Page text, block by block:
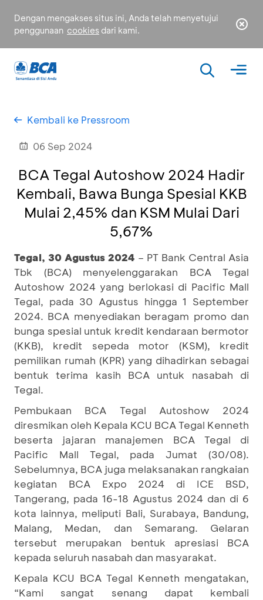
Dengan mengakses situs ini, Anda telah menyetujui
penggunaan cookies dari kami.
Kembali ke Pressroom
06 Sep 2024
BCA Tegal Autoshow 2024 Hadir
Kembali, Bawa Bunga Spesial KKB
Mulai 2,45% dan KSM Mulai Dari
5,67%
Tegal, 30 Agustus 2024 – PT Bank Central Asia
Tbk (BCA) menyelenggarakan BCA Tegal
Autoshow 2024 yang berlokasi di Pacific Mall
Tegal, pada 30 Agustus hingga 1 September
2024. BCA menyediakan beragam promo dan
bunga spesial untuk kredit kendaraan bermotor
(KKB), kredit sepeda motor (KSM), kredit
pemilikan rumah (KPR) yang dihadirkan sebagai
bentuk terima kasih BCA untuk nasabah di
Tegal.
Pembukaan BCA Tegal Autoshow 2024
diresmikan oleh Kepala KCU BCA Tegal Kenneth
beserta jajaran manajemen BCA Tegal di
Pacific Mall Tegal, pada Jumat (30/08).
Sebelumnya, BCA juga melaksanakan rangkaian
kegiatan BCA Expo 2024 di ICE BSD,
Tangerang, pada 16-18 Agustus 2024 dan di 6
kota lainnya, meliputi Bali, Surabaya, Bandung,
Malang, Medan, dan Semarang. Gelaran
tersebut merupakan bentuk apresiasi BCA
kepada seluruh nasabah dan masyarakat.
Kepala KCU BCA Tegal Kenneth mengatakan,
“Kami sangat senang dapat kembali